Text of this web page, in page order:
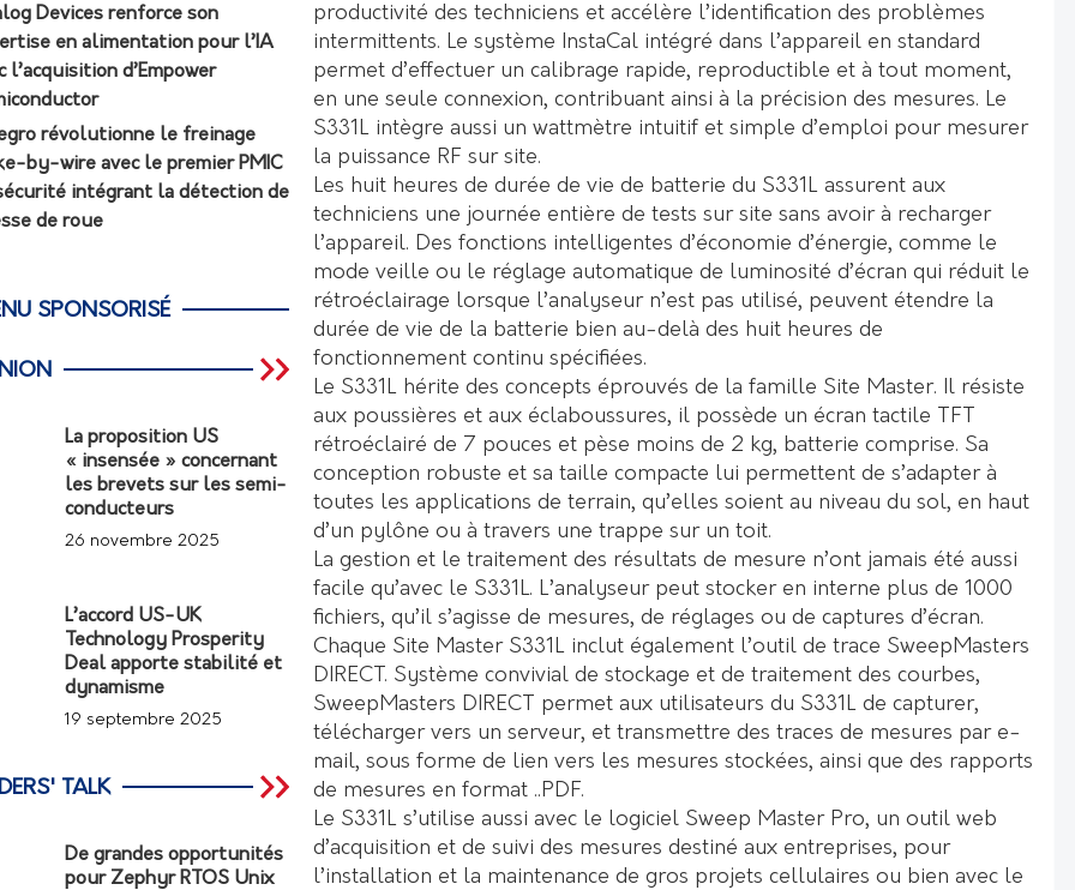
productivité des techniciens et accélère l’identification des problèmes
intermittents. Le système InstaCal intégré dans l’appareil en standard
permet d’effectuer un calibrage rapide, reproductible et à tout moment,
en une seule connexion, contribuant ainsi à la précision des mesures. Le
S331L intègre aussi un wattmètre intuitif et simple d’emploi pour mesurer
la puissance RF sur site.
Les huit heures de durée de vie de batterie du S331L assurent aux
techniciens une journée entière de tests sur site sans avoir à recharger
l’appareil. Des fonctions intelligentes d’économie d’énergie, comme le
mode veille ou le réglage automatique de luminosité d’écran qui réduit le
rétroéclairage lorsque l’analyseur n’est pas utilisé, peuvent étendre la
durée de vie de la batterie bien au-delà des huit heures de
fonctionnement continu spécifiées.
Le S331L hérite des concepts éprouvés de la famille Site Master. Il résiste
aux poussières et aux éclaboussures, il possède un écran tactile TFT
rétroéclairé de 7 pouces et pèse moins de 2 kg, batterie comprise. Sa
conception robuste et sa taille compacte lui permettent de s’adapter à
toutes les applications de terrain, qu’elles soient au niveau du sol, en haut
d’un pylône ou à travers une trappe sur un toit.
La gestion et le traitement des résultats de mesure n’ont jamais été aussi
facile qu’avec le S331L. L’analyseur peut stocker en interne plus de 1000
fichiers, qu’il s’agisse de mesures, de réglages ou de captures d’écran.
Chaque Site Master S331L inclut également l’outil de trace SweepMasters
DIRECT. Système convivial de stockage et de traitement des courbes,
SweepMasters DIRECT permet aux utilisateurs du S331L de capturer,
télécharger vers un serveur, et transmettre des traces de mesures par e-
mail, sous forme de lien vers les mesures stockées, ainsi que des rapports
de mesures en format ..PDF.
Le S331L s’utilise aussi avec le logiciel Sweep Master Pro, un outil web
d’acquisition et de suivi des mesures destiné aux entreprises, pour
l’installation et la maintenance de gros projets cellulaires ou bien avec le
Devices renforce son
en alimentation pour l’IA
l’acquisition d’Empower
révolutionne le freinage
by-wire avec le premier PMIC
intégrant la détection de
de roue
SPONSORISÉ
La proposition US
« insensée » concernant
les brevets sur les semi-
conducteurs
26 novembre 2025
L’accord US-UK
Technology Prosperity
Deal apporte stabilité et
dynamisme
19 septembre 2025
TALK
De grandes opportunités
pour Zephyr RTOS Unix